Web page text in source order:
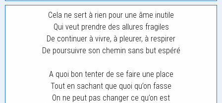
Cela ne sert à rien pour une âme inutile
Qui veut prendre des allures fragiles
De continuer à vivre, à pleurer, à respirer
De poursuivre son chemin sans but espéré
A quoi bon tenter de se faire une place
Tout en sachant que quoi qu’on fasse
On ne peut pas changer ce qu’on est